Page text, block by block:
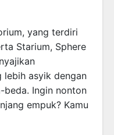
yang terdiri
Starium, Sphere
lebih asyik dengan
Ingin nonton
empuk? Kamu